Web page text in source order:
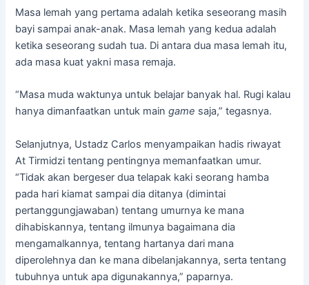
Masa lemah yang pertama adalah ketika seseorang masih
bayi sampai anak-anak. Masa lemah yang kedua adalah
ketika seseorang sudah tua. Di antara dua masa lemah itu,
ada masa kuat yakni masa remaja.
“Masa muda waktunya untuk belajar banyak hal. Rugi kalau
hanya dimanfaatkan untuk maingame saja,” tegasnya.
Selanjutnya, Ustadz Carlos menyampaikan hadis riwayat
At Tirmidzi tentang pentingnya memanfaatkan umur.
“Tidak akan bergeser dua telapak kaki seorang hamba
pada hari kiamat sampai dia ditanya (dimintai
pertanggungjawaban) tentang umurnya ke mana
dihabiskannya, tentang ilmunya bagaimana dia
mengamalkannya, tentang hartanya dari mana
diperolehnya dan ke mana dibelanjakannya, serta tentang
tubuhnya untuk apa digunakannya,” paparnya.